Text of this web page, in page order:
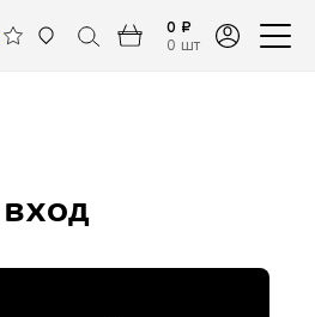
0 ₽
0 шт
вход